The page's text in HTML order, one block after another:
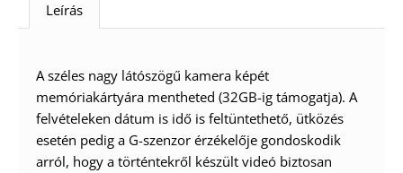
Leírás
A széles nagy látószögű kamera képét
memóriakártyára mentheted (32GB-ig támogatja). A
felvételeken dátum is idő is feltüntethető, ütközés
esetén pedig a G-szenzor érzékelője gondoskodik
arról, hogy a történtekről készült videó biztosan